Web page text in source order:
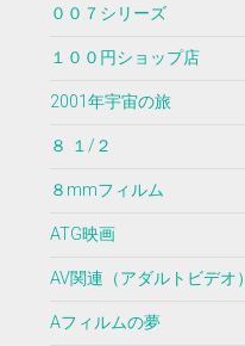
００７シリーズ
１００円ショップ店
2001年宇宙の旅
８ １/２
８mmフィルム
ATG映画
AV関連（アダルトビデオ）
Aフィルムの夢